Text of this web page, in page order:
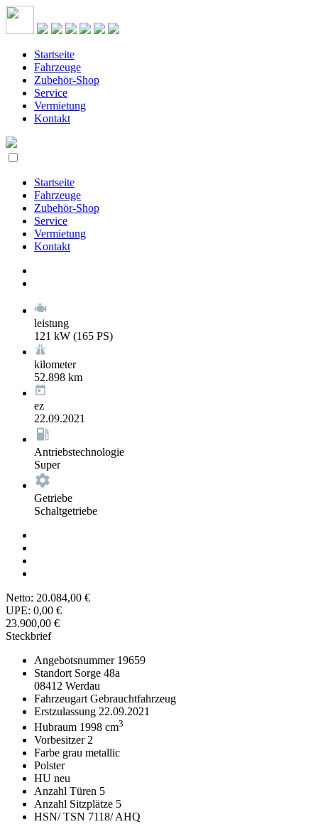
Startseite
Fahrzeuge
Zubehör-Shop
Service
Vermietung
Kontakt
Startseite
Fahrzeuge
Zubehör-Shop
Service
Vermietung
Kontakt
leistung
121 kW (165 PS)
kilometer
52.898 km
ez
22.09.2021
Antriebstechnologie
Super
Getriebe
Schaltgetriebe
Netto: 20.084,00 €
UPE: 0,00 €
23.900,00 €
Steckbrief
Angebotsnummer 19659
Standort Sorge 48a
08412 Werdau
Fahrzeugart Gebrauchtfahrzeug
Erstzulassung 22.09.2021
Hubraum 1998 cm3
Vorbesitzer 2
Farbe grau metallic
Polster
HU neu
Anzahl Türen 5
Anzahl Sitzplätze 5
HSN/ TSN 7118/ AHQ